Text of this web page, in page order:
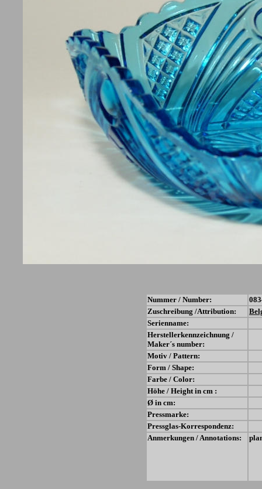
Nummer / Number:
Zuschreibung /Attribution:
Serienname:
Herstellerkennzeichnung /
Maker´s number:
Motiv / Pattern:
Form / Shape:
Farbe / Color:
Höhe / Height in cm :
Ø in cm:
Pressmarke:
Pressglas-Korrespondenz:
Anmerkungen / Annotations: